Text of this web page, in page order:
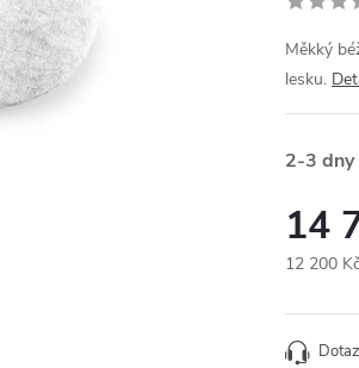
Měkký
lesku.
2-3 dny
14
12 200
cena: